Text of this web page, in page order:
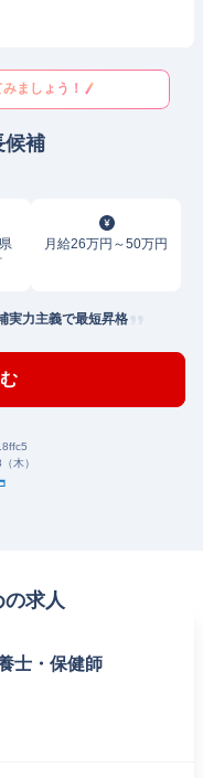
ましょう！
候補
月給26万円～50万円
実力主義で最短昇格
木）
の求人
士・保健師